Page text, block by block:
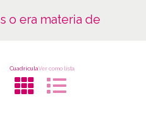
es o era materia de
CuadrículaVer como lista